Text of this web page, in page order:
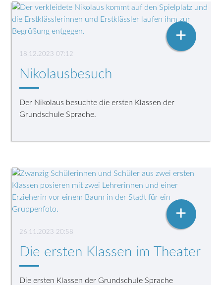
18.12.2023 07:12
Nikolausbesuch
Der Nikolaus besuchte die ersten Klassen der
Grundschule Sprache.
+
26.11.2023 20:58
Die ersten Klassen im Theater
Die ersten Klassen der Grundschule Sprache
+